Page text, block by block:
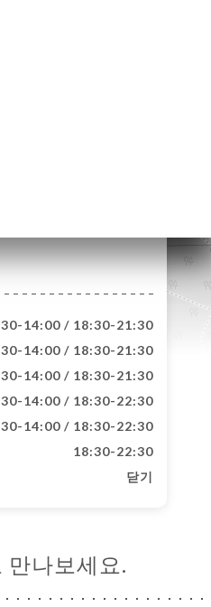
14:00 / 18:30-21:30
14:00 / 18:30-21:30
14:00 / 18:30-21:30
14:00 / 18:30-22:30
14:00 / 18:30-22:30
18:30-22:30
닫기
만나보세요.